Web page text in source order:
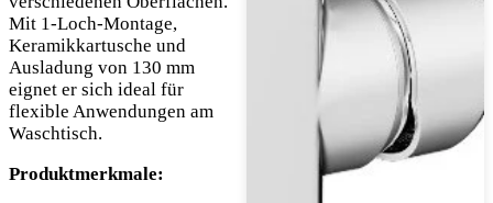
Mit 1-Loch-Montage,
Keramikkartusche und
Ausladung von 130 mm
eignet er sich ideal für
flexible Anwendungen am
Waschtisch.
Produktmerkmale: